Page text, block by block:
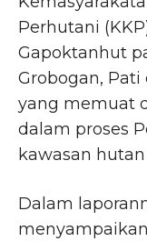
Perhutani
Gapoktanhut
Grobogan, Pati
yang memuat
dalam proses
kawasan
Dalam